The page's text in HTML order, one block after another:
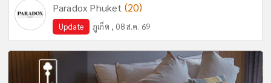
Paradox Phuket (20)
Update ภูเก็ต , 08 ส.ค. 69